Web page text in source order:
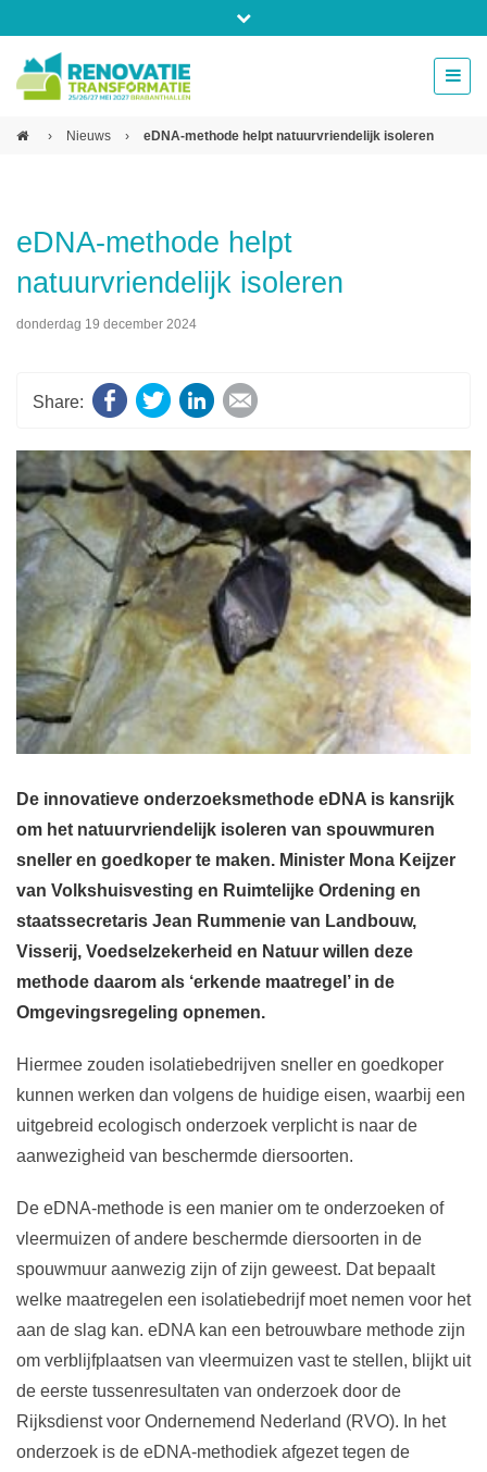
beurs@54events.nl
› Nieuws › eDNA-methode helpt natuurvriendelijk isoleren
eDNA-methode helpt
natuurvriendelijk isoleren
donderdag 19 december 2024
Facebook
Twitter LinkedIn
De innovatieve onderzoeksmethode eDNA is kansrijk
om het natuurvriendelijk isoleren van spouwmuren
sneller en goedkoper te maken. Minister Mona Keijzer
van Volkshuisvesting en Ruimtelijke Ordening en
staatssecretaris Jean Rummenie van Landbouw,
Visserij, Voedselzekerheid en Natuur willen deze
methode daarom als ‘erkende maatregel’ in de
Omgevingsregeling opnemen.
Hiermee zouden isolatiebedrijven sneller en goedkoper
kunnen werken dan volgens de huidige eisen, waarbij een
uitgebreid ecologisch onderzoek verplicht is naar de
aanwezigheid van beschermde diersoorten.
De eDNA-methode is een manier om te onderzoeken of
vleermuizen of andere beschermde diersoorten in de
spouwmuur aanwezig zijn of zijn geweest. Dat bepaalt
welke maatregelen een isolatiebedrijf moet nemen voor het
aan de slag kan. eDNA kan een betrouwbare methode zijn
om verblijfplaatsen van vleermuizen vast te stellen, blijkt uit
de eerste tussenresultaten van onderzoek door de
Rijksdienst voor Ondernemend Nederland (RVO). In het
onderzoek is de eDNA-methodiek afgezet tegen de